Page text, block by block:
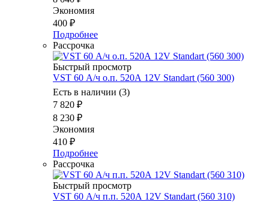
Экономия
400 ₽
Подробнее
Рассрочка
Быстрый просмотр
VST 60 А/ч о.п. 520А 12V Standart (560 300)
Есть в наличии (3)
7 820 ₽
8 230 ₽
Экономия
410 ₽
Подробнее
Рассрочка
Быстрый просмотр
VST 60 А/ч п.п. 520А 12V Standart (560 310)